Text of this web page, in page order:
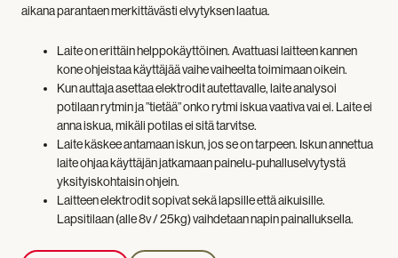
aikana parantaen merkittävästi elvytyksen laatua.
Laite on erittäin helppokäyttöinen. Avattuasi laitteen kannen
kone ohjeistaa käyttäjää vaihe vaiheelta toimimaan oikein.
Kun auttaja asettaa elektrodit autettavalle, laite analysoi
potilaan rytmin ja ”tietää” onko rytmi iskua vaativa vai ei. Laite ei
anna iskua, mikäli potilas ei sitä tarvitse.
Laite käskee antamaan iskun, jos se on tarpeen. Iskun annettua
laite ohjaa käyttäjän jatkamaan painelu-puhalluselvytystä
yksityiskohtaisin ohjein.
Laitteen elektrodit sopivat sekä lapsille että aikuisille.
Lapsitilaan (alle 8v / 25kg) vaihdetaan napin painalluksella.